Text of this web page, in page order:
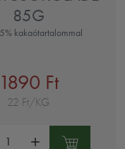
85G
kakaótartalommal
1890 Ft
22 Ft/KG